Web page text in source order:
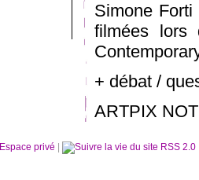
Simone
filmées lors
+ débat /
ARTPIX
Espace privé RSS 2.0